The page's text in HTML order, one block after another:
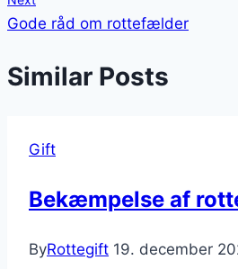
Gode råd om rottefælder
Similar Posts
Gift
Bekæmpelse af
ByRottegift 19. december